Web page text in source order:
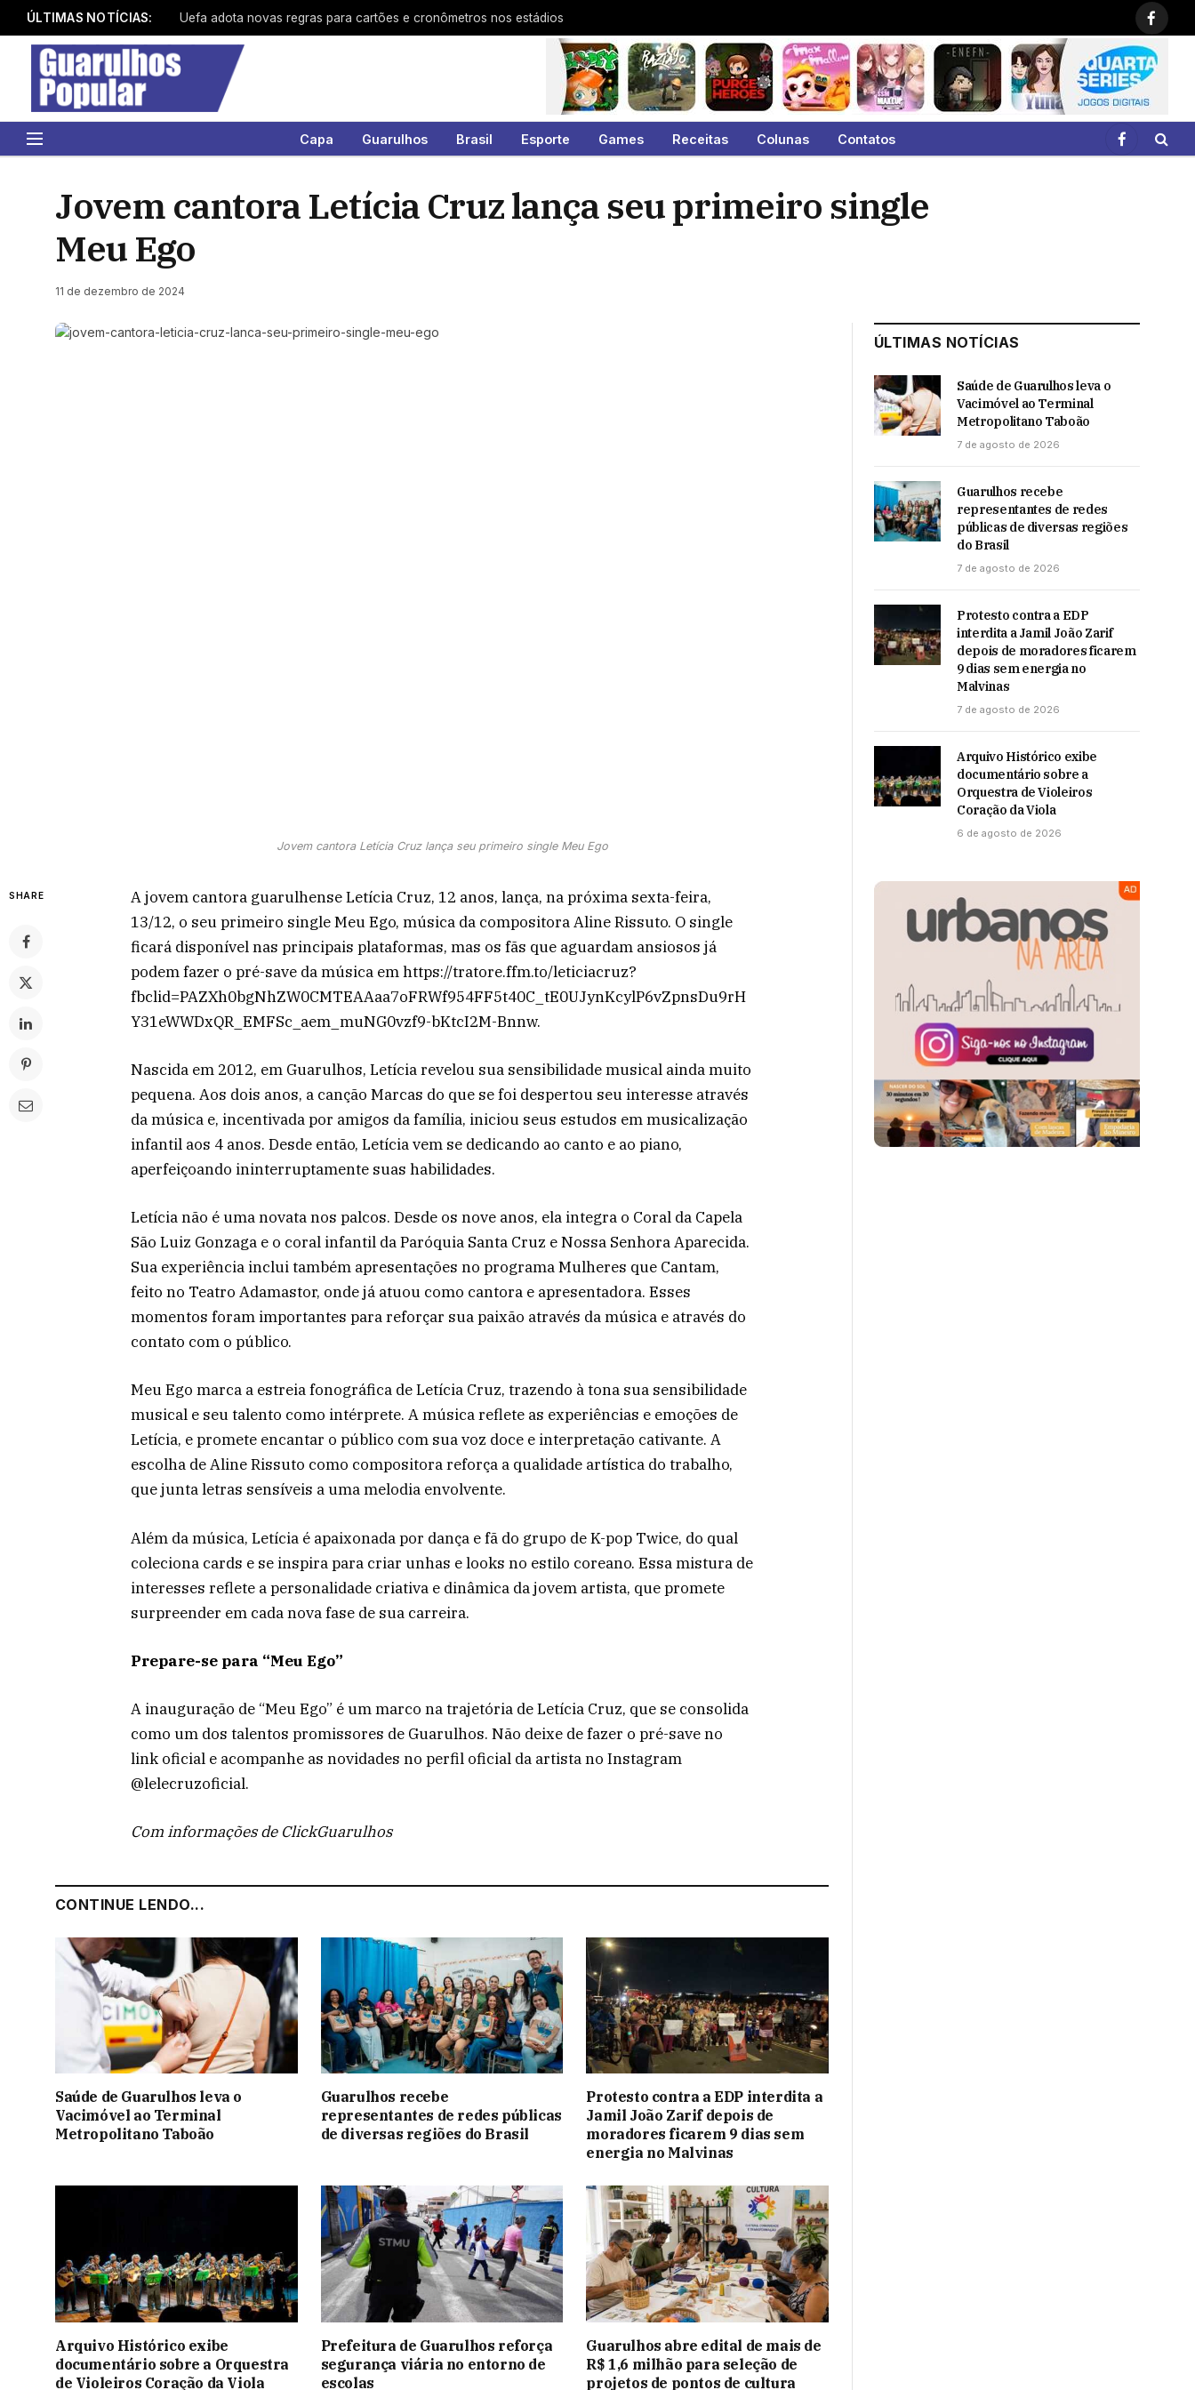
ÚLTIMAS NOTÍCIAS: Uefa adota novas regras para cartões e cronômetros nos estádios
Capa Guarulhos Brasil Esporte Games Receitas Colunas Contatos
Facebook
Jovem cantora Letícia Cruz lança seu primeiro single
Meu Ego
11 de dezembro de 2024
Jovem cantora Letícia Cruz lança seu primeiro single Meu Ego
SHARE
A jovem cantora guarulhense Letícia Cruz, 12 anos, lança, na próxima sexta-feira,
13/12, o seu primeiro single Meu Ego, música da compositora Aline Rissuto. O single
ficará disponível nas principais plataformas, mas os fãs que aguardam ansiosos já
podem fazer o pré-save da música em https://tratore.ffm.to/leticiacruz?
fbclid=PAZXh0bgNhZW0CMTEAAaa7oFRWf954FF5t40C_tE0UJynKcylP6vZpnsDu9rH
Y31eWWDxQR_EMFSc_aem_muNG0vzf9-bKtcI2M-Bnnw.
Nascida em 2012, em Guarulhos, Letícia revelou sua sensibilidade musical ainda muito
pequena. Aos dois anos, a canção Marcas do que se foi despertou seu interesse através
da música e, incentivada por amigos da família, iniciou seus estudos em musicalização
infantil aos 4 anos. Desde então, Letícia vem se dedicando ao canto e ao piano,
aperfeiçoando ininterruptamente suas habilidades.
Letícia não é uma novata nos palcos. Desde os nove anos, ela integra o Coral da Capela
São Luiz Gonzaga e o coral infantil da Paróquia Santa Cruz e Nossa Senhora Aparecida.
Sua experiência inclui também apresentações no programa Mulheres que Cantam,
feito no Teatro Adamastor, onde já atuou como cantora e apresentadora. Esses
momentos foram importantes para reforçar sua paixão através da música e através do
contato com o público.
Meu Ego marca a estreia fonográfica de Letícia Cruz, trazendo à tona sua sensibilidade
musical e seu talento como intérprete. A música reflete as experiências e emoções de
Letícia, e promete encantar o público com sua voz doce e interpretação cativante. A
escolha de Aline Rissuto como compositora reforça a qualidade artística do trabalho,
que junta letras sensíveis a uma melodia envolvente.
Além da música, Letícia é apaixonada por dança e fã do grupo de K-pop Twice, do qual
coleciona cards e se inspira para criar unhas e looks no estilo coreano. Essa mistura de
interesses reflete a personalidade criativa e dinâmica da jovem artista, que promete
surpreender em cada nova fase de sua carreira.
Prepare-se para “Meu Ego”
A inauguração de “Meu Ego” é um marco na trajetória de Letícia Cruz, que se consolida
como um dos talentos promissores de Guarulhos. Não deixe de fazer o pré-save no
link oficial e acompanhe as novidades no perfil oficial da artista no Instagram
@lelecruzoficial.
Com informações de ClickGuarulhos
CONTINUE LENDO...
Saúde de Guarulhos leva o
Vacimóvel ao Terminal
Metropolitano Taboão
Guarulhos recebe
representantes de redes públicas
de diversas regiões do Brasil
Protesto contra a EDP interdita a
Jamil João Zarif depois de
moradores ficarem 9 dias sem
energia no Malvinas
Arquivo Histórico exibe
documentário sobre a Orquestra
de Violeiros Coração da Viola
Prefeitura de Guarulhos reforça
segurança viária no entorno de
escolas
Guarulhos abre edital de mais de
R$ 1,6 milhão para seleção de
projetos de pontos de cultura
ÚLTIMAS NOTÍCIAS
Saúde de Guarulhos leva o
Vacimóvel ao Terminal
Metropolitano Taboão
7 de agosto de 2026
Guarulhos recebe
representantes de redes
públicas de diversas regiões
do Brasil
7 de agosto de 2026
Protesto contra a EDP
interdita a Jamil João Zarif
depois de moradores ficarem
9 dias sem energia no
Malvinas
7 de agosto de 2026
Arquivo Histórico exibe
documentário sobre a
Orquestra de Violeiros
Coração da Viola
6 de agosto de 2026